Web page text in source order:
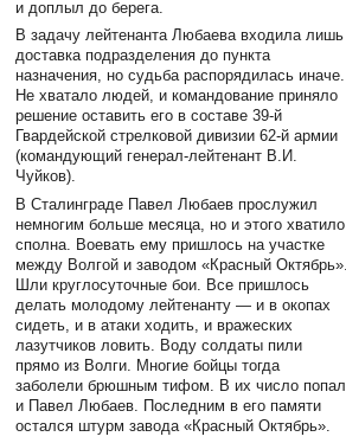
и доплыл до берега.
В задачу лейтенанта Любаева входила лишь
доставка подразделения до пункта
назначения, но судьба распорядилась иначе.
Не хватало людей, и командование приняло
решение оставить его в составе 39-й
Гвардейской стрелковой дивизии 62-й армии
(командующий генерал-лейтенант В.И.
Чуйков).
В Сталинграде Павел Любаев прослужил
немногим больше месяца, но и этого хватило
сполна. Воевать ему пришлось на участке
между Волгой и заводом «Красный Октябрь».
Шли круглосуточные бои. Все пришлось
делать молодому лейтенанту — и в окопах
сидеть, и в атаки ходить, и вражеских
лазутчиков ловить. Воду солдаты пили
прямо из Волги. Многие бойцы тогда
заболели брюшным тифом. В их число попал
и Павел Любаев. Последним в его памяти
остался штурм завода «Красный Октябрь».